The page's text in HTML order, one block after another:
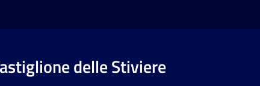
delle Stiviere